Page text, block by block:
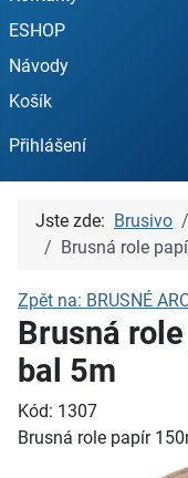
ESHOP
Návody
Košík
Přihlášení
Jste zde: Brusivo
Brusná role
Zpět na: BRUSNÉ
Brusná
bal 5m
Kód: 1307
Brusná role papír